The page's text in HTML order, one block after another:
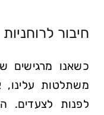
חיבור
כשאנו מרגישים
משתלטות עלינו,
לפנות לצעדים.